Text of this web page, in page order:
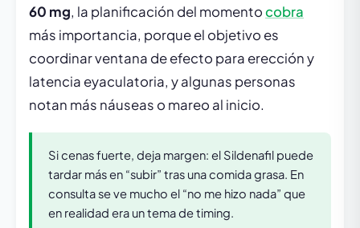
60 mg, la planificación del momentocobra
más importancia, porque el objetivo es
coordinar ventana de efecto para erección y
latencia eyaculatoria, y algunas personas
notan más náuseas o mareo al inicio.
Si cenas fuerte, deja margen: el Sildenafil puede
tardar más en “subir” tras una comida grasa. En
consulta se ve mucho el “no me hizo nada” que
en realidad era un tema de timing.